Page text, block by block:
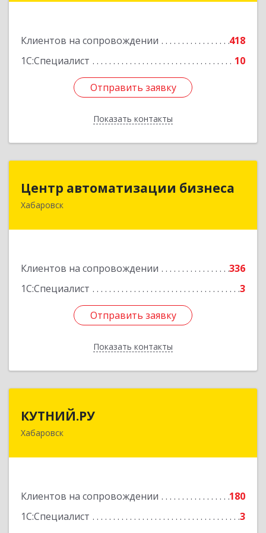
Клиентов на сопровождении
418
1С:Специалист
10
Отправить заявку
Показать контакты
Отправить заявку
Назад
Центр автоматизации бизнеса
Хабаровск
Клиентов на сопровождении
336
1С:Специалист
3
Отправить заявку
Показать контакты
Центр автоматизации бизнеса
680030, Хабаровский край, Хабаровск г, Ленина
Отправить заявку
Назад
КУТНИЙ.РУ
Хабаровск
Клиентов на сопровождении
180
1С:Специалист
3
680007, Хабаровский край, Хабаровск г,